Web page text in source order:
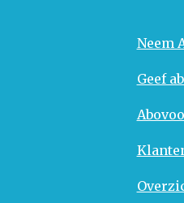
Neem
Geef